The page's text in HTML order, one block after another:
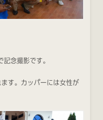
念撮影です。
す。カッパーには女性が